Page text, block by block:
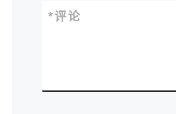
评论
*